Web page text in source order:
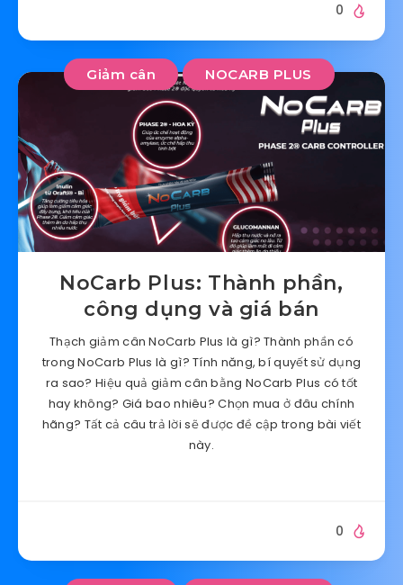
0
Giảm cân NOCARB PLUS
NoCarb Plus: Thành phần,
công dụng và giá bán
Thạch giảm cân NoCarb Plus là gì? Thành phần có
trong NoCarb Plus là gì? Tính năng, bí quyết sử dụng
ra sao? Hiệu quả giảm cân bằng NoCarb Plus có tốt
hay không? Giá bao nhiêu? Chọn mua ở đâu chính
hãng? Tất cả câu trả lời sẽ được đề cập trong bài viết
này.
0